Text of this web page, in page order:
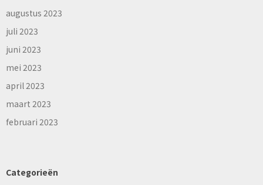
augustus 2023
juli 2023
juni 2023
mei 2023
april 2023
maart 2023
februari 2023
Categorieën